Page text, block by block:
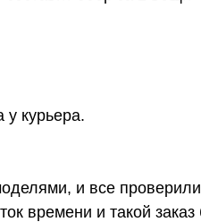
у курьера.
и все
времени и такой